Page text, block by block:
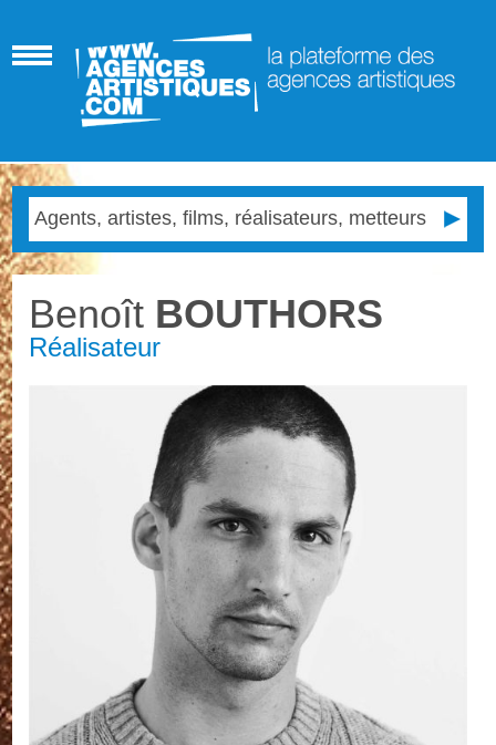
Benoît BOUTHORS
Réalisateur